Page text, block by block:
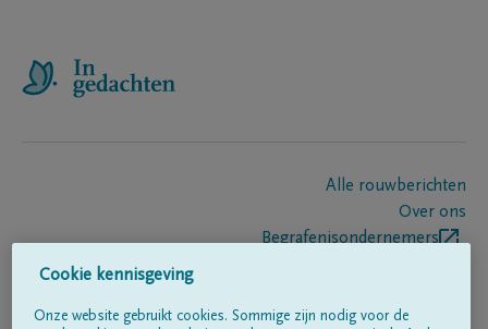
Alle rouwberichten
Over ons
Begrafenisondernemers
Cookie kennisgeving
Onze website gebruikt cookies. Sommige zijn nodig voor de